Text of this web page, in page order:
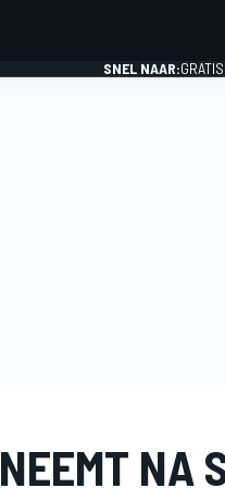
SNEL NAAR:
NA